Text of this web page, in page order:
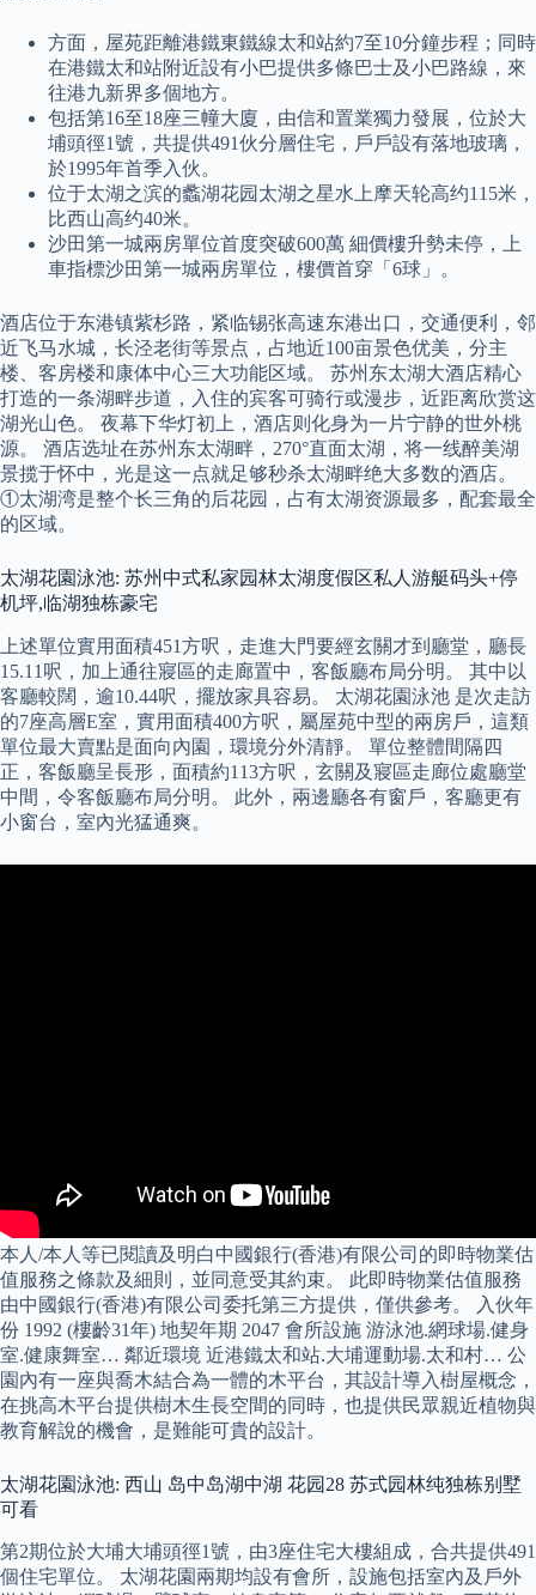
方面，屋苑距離港鐵東鐵線太和站約7至10分鐘步程；同時
在港鐵太和站附近設有小巴提供多條巴士及小巴路線，來
往港九新界多個地方。
包括第16至18座三幢大廈，由信和置業獨力發展，位於大
埔頭徑1號，共提供491伙分層住宅，戶戶設有落地玻璃，
於1995年首季入伙。
位于太湖之滨的蠡湖花园太湖之星水上摩天轮高约115米，
比西山高约40米。
沙田第一城兩房單位首度突破600萬 細價樓升勢未停，上
車指標沙田第一城兩房單位，樓價首穿「6球」。
酒店位于东港镇紫杉路，紧临锡张高速东港出口，交通便利，邻
近飞马水城，长泾老街等景点，占地近100亩景色优美，分主
楼、客房楼和康体中心三大功能区域。 苏州东太湖大酒店精心
打造的一条湖畔步道，入住的宾客可骑行或漫步，近距离欣赏这
湖光山色。 夜幕下华灯初上，酒店则化身为一片宁静的世外桃
源。 酒店选址在苏州东太湖畔，270°直面太湖，将一线醉美湖
景揽于怀中，光是这一点就足够秒杀太湖畔绝大多数的酒店。
①太湖湾是整个长三角的后花园，占有太湖资源最多，配套最全
的区域。
太湖花園泳池: 苏州中式私家园林太湖度假区私人游艇码头+停
机坪,临湖独栋豪宅
上述單位實用面積451方呎，走進大門要經玄關才到廳堂，廳長
15.11呎，加上通往寢區的走廊置中，客飯廳布局分明。 其中以
客廳較闊，逾10.44呎，擺放家具容易。 太湖花園泳池 是次走訪
的7座高層E室，實用面積400方呎，屬屋苑中型的兩房戶，這類
單位最大賣點是面向內園，環境分外清靜。 單位整體間隔四
正，客飯廳呈長形，面積約113方呎，玄關及寢區走廊位處廳堂
中間，令客飯廳布局分明。 此外，兩邊廳各有窗戶，客廳更有
小窗台，室內光猛通爽。
本人/本人等已閱讀及明白中國銀行(香港)有限公司的即時物業估
值服務之條款及細則，並同意受其約束。 此即時物業估值服務
由中國銀行(香港)有限公司委托第三方提供，僅供參考。 入伙年
份 1992 (樓齡31年) 地契年期 2047 會所設施 游泳池.網球場.健身
室.健康舞室… 鄰近環境 近港鐵太和站.大埔運動場.太和村… 公
園內有一座與喬木結合為一體的木平台，其設計導入樹屋概念，
在挑高木平台提供樹木生長空間的同時，也提供民眾親近植物與
教育解說的機會，是難能可貴的設計。
太湖花園泳池: 西山 岛中岛湖中湖 花园28 苏式园林纯独栋别墅
可看
第2期位於大埔大埔頭徑1號，由3座住宅大樓組成，合共提供491
個住宅單位。 太湖花園兩期均設有會所，設施包括室內及戶外